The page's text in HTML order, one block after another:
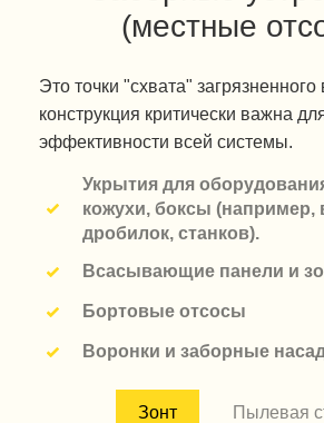
(местные
Это точки "схвата"
конструкция критически важна
эффективности всей системы.
Укрытия для
кожухи, боксы (например,
дробилок, станков).
Всасывающие панели и
Бортовые отсосы
Воронки и заборные
Зонт Пылевая